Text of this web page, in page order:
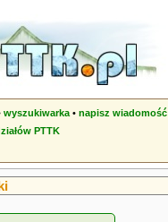
wyszukiwarka • napisz wiadomość
PTTK